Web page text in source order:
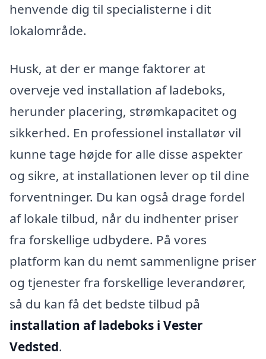
henvende dig til specialisterne i dit
lokalområde.
Husk, at der er mange faktorer at
overveje ved installation af ladeboks,
herunder placering, strømkapacitet og
sikkerhed. En professionel installatør vil
kunne tage højde for alle disse aspekter
og sikre, at installationen lever op til dine
forventninger. Du kan også drage fordel
af lokale tilbud, når du indhenter priser
fra forskellige udbydere. På vores
platform kan du nemt sammenligne priser
og tjenester fra forskellige leverandører,
så du kan få det bedste tilbud på
installation af ladeboks i Vester
Vedsted.